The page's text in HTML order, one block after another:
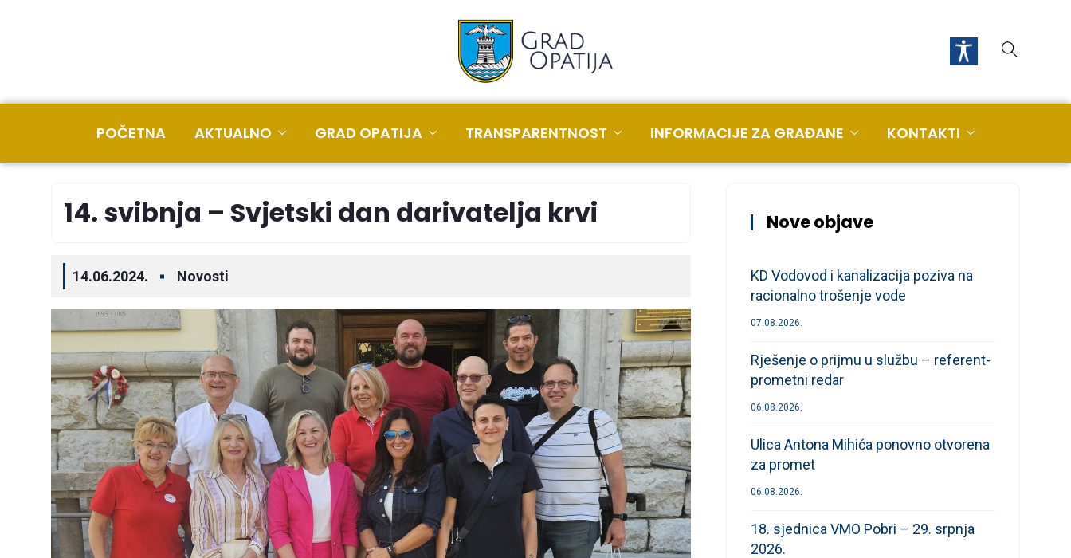
POČETNA AKTUALNO GRAD OPATIJA TRANSPARENTNOST INFORMACIJE ZA GRAĐANE KONTAKTI
14. svibnja – Svjetski dan darivatelja krvi
14.06.2024. Novosti
Nove objave
KD Vodovod i kanalizacija poziva na
racionalno trošenje vode
07.08.2026.
Rješenje o prijmu u službu – referent-
prometni redar
06.08.2026.
Ulica Antona Mihića ponovno otvorena
za promet
06.08.2026.
18. sjednica VMO Pobri – 29. srpnja
2026.